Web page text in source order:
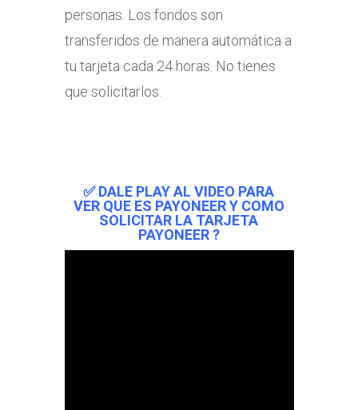
personas. Los fondos son
transferidos de manera automática a
tu tarjeta cada 24 horas. No tienes
que solicitarlos.
✅ DALE PLAY AL VIDEO PARA
VER QUE ES PAYONEER Y COMO
SOLICITAR LA TARJETA
PAYONEER ?